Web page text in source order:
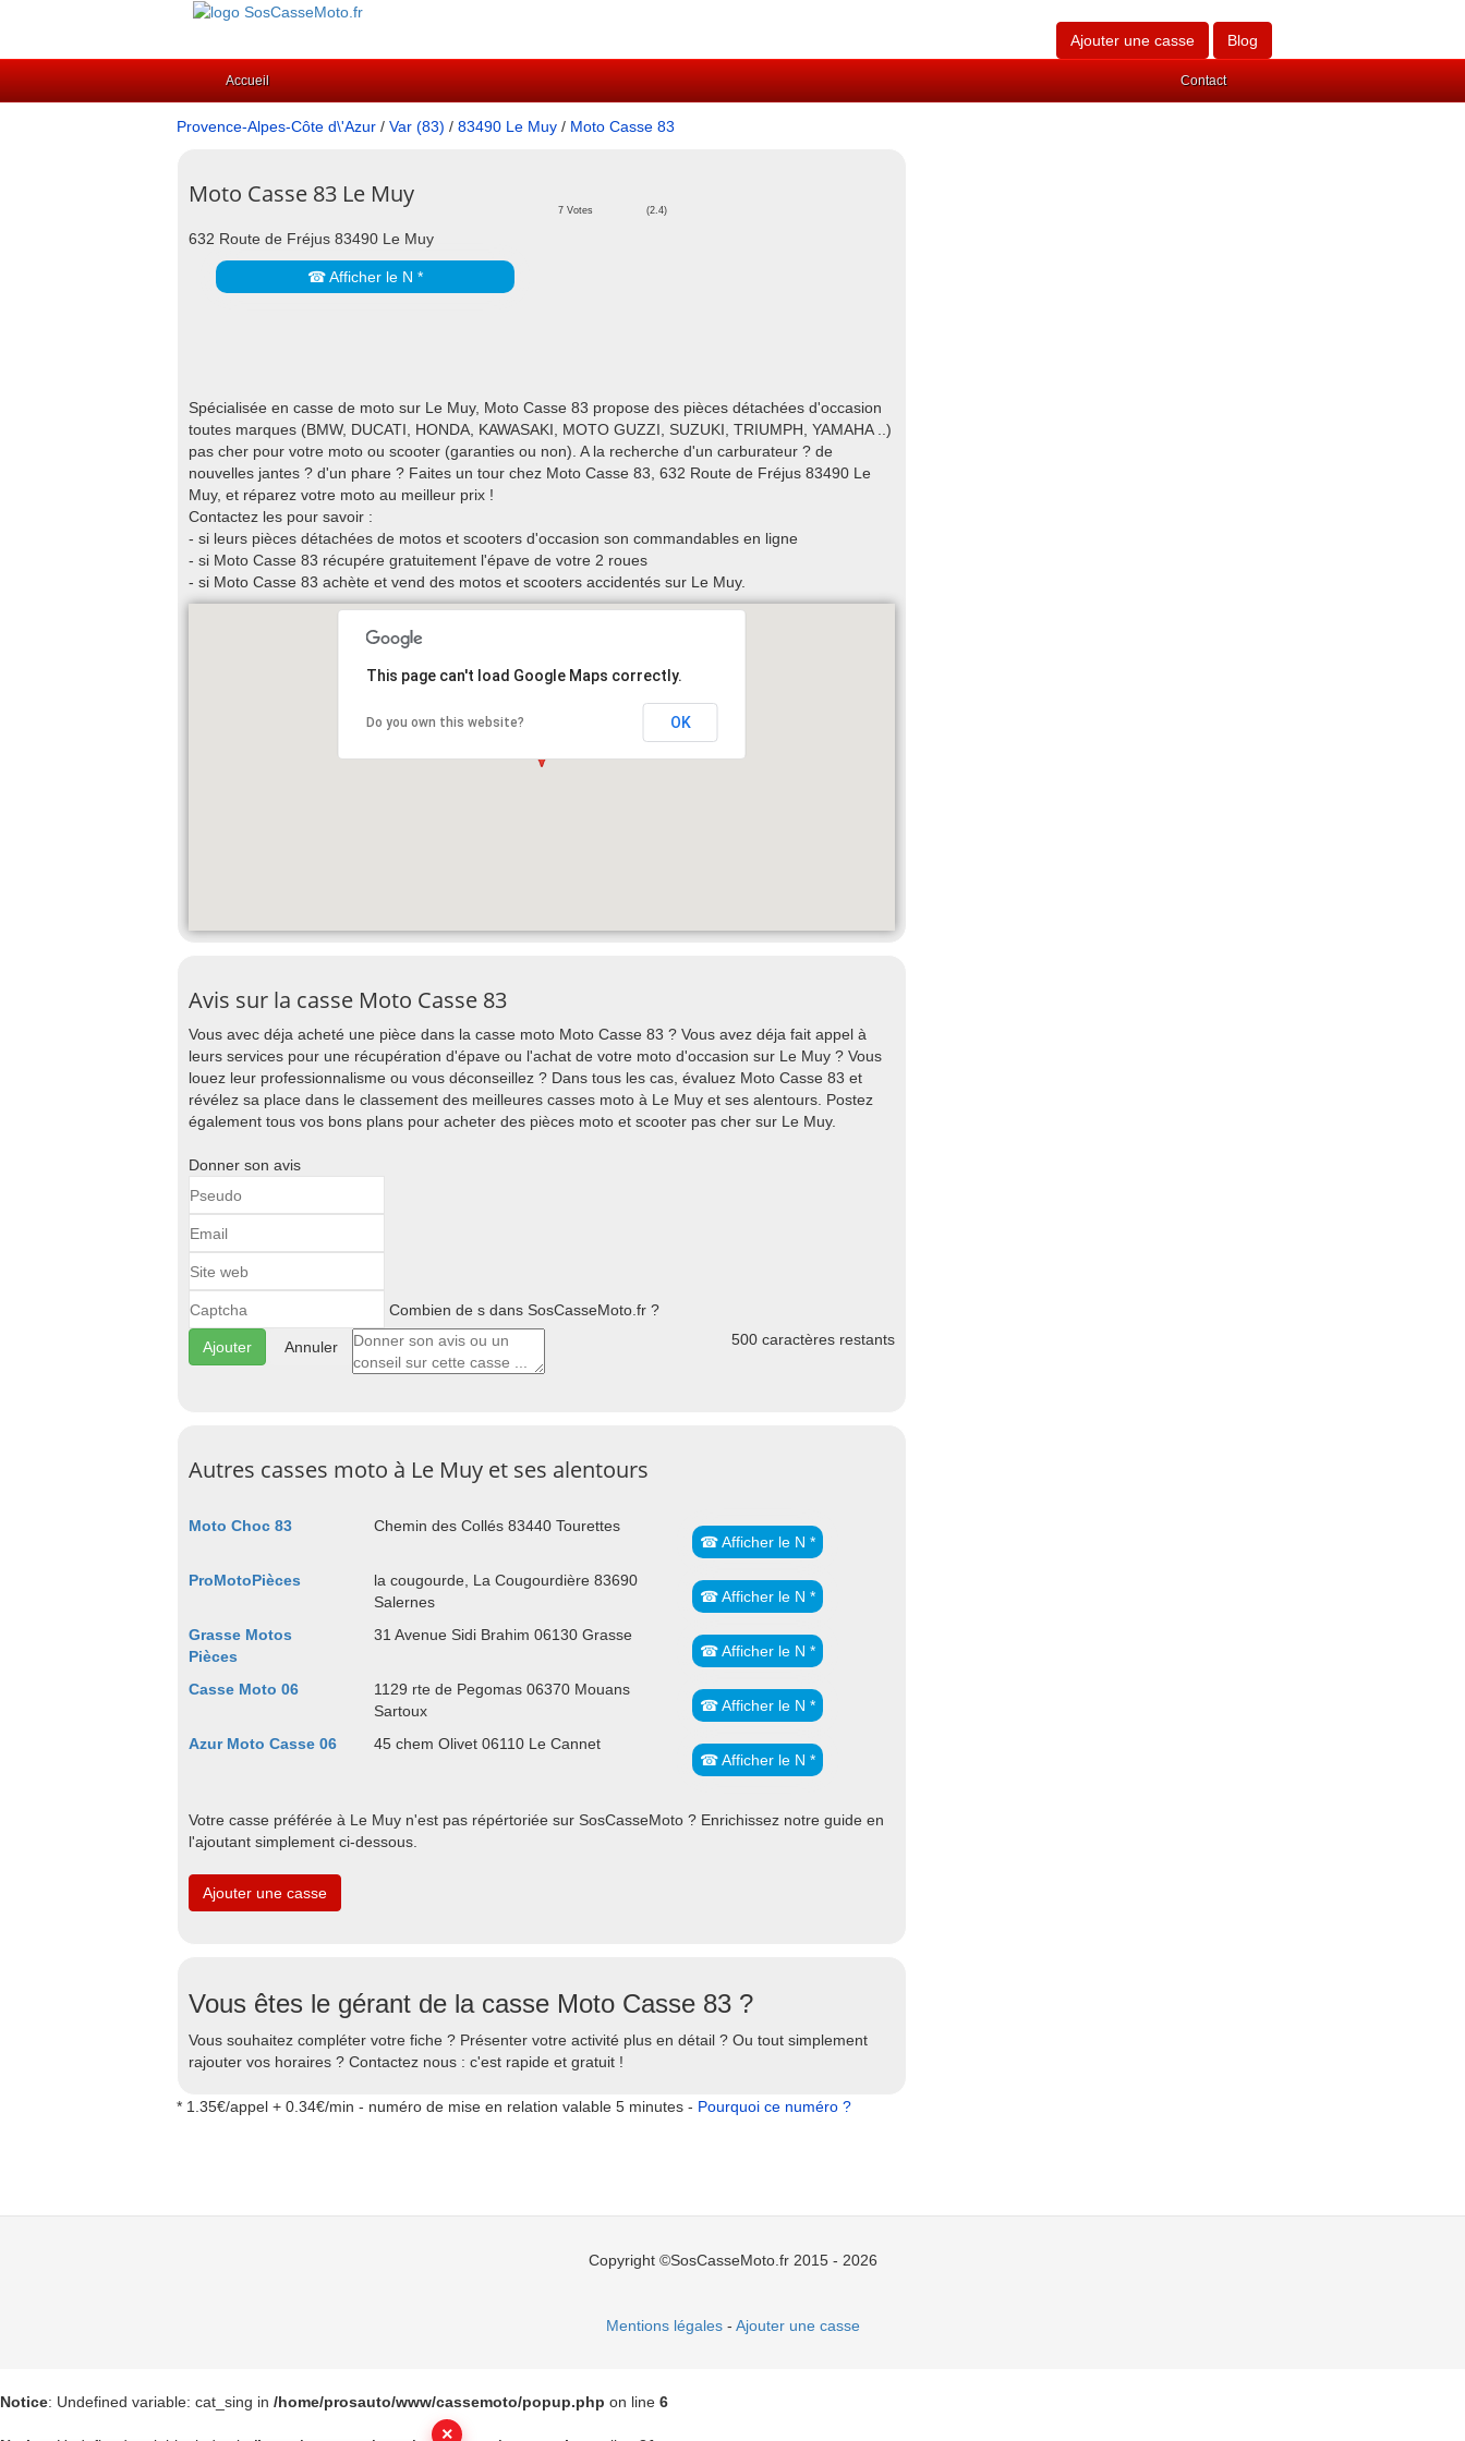
Ajouter une casse Blog
Accueil Contact
Provence-Alpes-Côte d\'Azur / Var (83) / 83490 Le Muy / Moto Casse 83
Moto Casse 83 Le Muy
7 Votes (2.4)
632 Route de Fréjus 83490 Le Muy
☎ Afficher le N *
Spécialisée en casse de moto sur Le Muy, Moto Casse 83 propose des pièces détachées d'occasion
toutes marques (BMW, DUCATI, HONDA, KAWASAKI, MOTO GUZZI, SUZUKI, TRIUMPH, YAMAHA ..)
pas cher pour votre moto ou scooter (garanties ou non). A la recherche d'un carburateur ? de
nouvelles jantes ? d'un phare ? Faites un tour chez Moto Casse 83, 632 Route de Fréjus 83490 Le
Muy, et réparez votre moto au meilleur prix !
Contactez les pour savoir :
- si leurs pièces détachées de motos et scooters d'occasion son commandables en ligne
- si Moto Casse 83 récupére gratuitement l'épave de votre 2 roues
- si Moto Casse 83 achète et vend des motos et scooters accidentés sur Le Muy.
This page can't load Google Maps correctly.
Do you own this website? OK
Avis sur la casse Moto Casse 83
Vous avec déja acheté une pièce dans la casse moto Moto Casse 83 ? Vous avez déja fait appel à
leurs services pour une récupération d'épave ou l'achat de votre moto d'occasion sur Le Muy ? Vous
louez leur professionnalisme ou vous déconseillez ? Dans tous les cas, évaluez Moto Casse 83 et
révélez sa place dans le classement des meilleures casses moto à Le Muy et ses alentours. Postez
également tous vos bons plans pour acheter des pièces moto et scooter pas cher sur Le Muy.
Donner son avis
Combien de s dans SosCasseMoto.fr ?
Annuler 500 caractères restants
Autres casses moto à Le Muy et ses alentours
Moto Choc 83
Chemin des Collés 83440 Tourettes
☎ Afficher le N *
ProMotoPièces
la cougourde, La Cougourdière 83690
Salernes
☎ Afficher le N *
Grasse Motos
Pièces
31 Avenue Sidi Brahim 06130 Grasse
☎ Afficher le N *
Casse Moto 06
1129 rte de Pegomas 06370 Mouans
Sartoux
☎ Afficher le N *
Azur Moto Casse 06
45 chem Olivet 06110 Le Cannet
☎ Afficher le N *
Votre casse préférée à Le Muy n'est pas répértoriée sur SosCasseMoto ? Enrichissez notre guide en
l'ajoutant simplement ci-dessous.
Ajouter une casse
Vous êtes le gérant de la casse Moto Casse 83 ?
Vous souhaitez compléter votre fiche ? Présenter votre activité plus en détail ? Ou tout simplement
rajouter vos horaires ? Contactez nous : c'est rapide et gratuit !
* 1.35€/appel + 0.34€/min - numéro de mise en relation valable 5 minutes - Pourquoi ce numéro ?
Copyright ©SosCasseMoto.fr 2015 - 2026
Mentions légales- Ajouter une casse
Notice: Undefined variable: cat_sing in /home/prosauto/www/cassemoto/popup.php on line 6
×